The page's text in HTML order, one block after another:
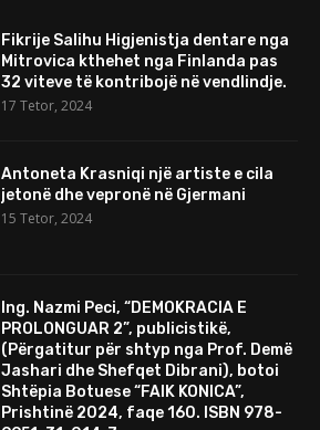
Fikrije Salihu Higjenistja dentare nga
Mitrovica kthehet nga Finlanda pas
32 viteve të kontribojë në vendlindje.
17 Tetor, 2024
Antoneta Krasniqi një artiste e cila
jetonë dhe vepronë në Gjermani
15 Tetor, 2024
Ing. Nazmi Peci, “DEMOKRACIA E
PROLONGUAR 2”, publicistikë,
(Përgatitur për shtyp nga Prof. Demë
Jashari dhe Shefqet Dibrani), botoi
Shtëpia Botuese “FAIK KONICA”,
Prishtinë 2024, faqe 160. ISBN 978-